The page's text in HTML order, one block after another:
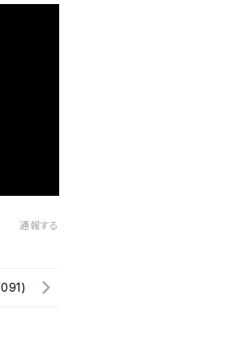
通報する